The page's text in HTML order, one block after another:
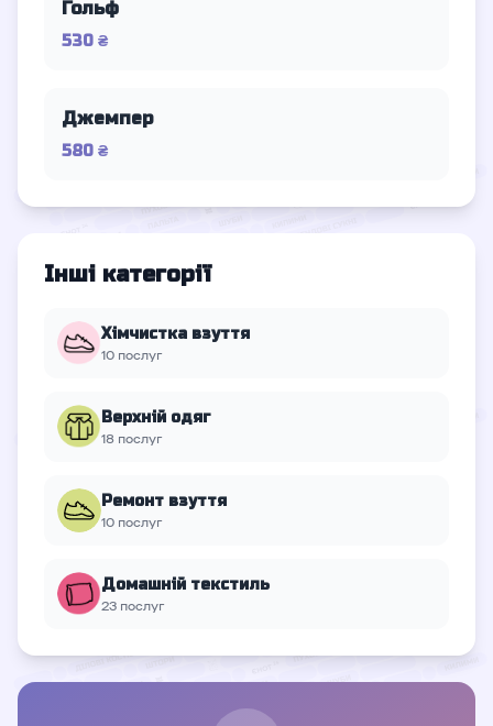
Гольф
530 ₴
Джемпер
580 ₴
Інші категорії
Хімчистка взуття
10 послуг
Верхній oдяг
18 послуг
Ремонт взуття
10 послуг
Домашній текстиль
23 послуг